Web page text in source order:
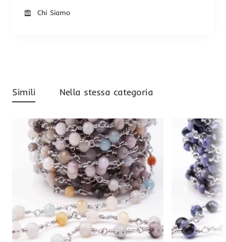
Chi Siamo
Simili Nella stessa categoria